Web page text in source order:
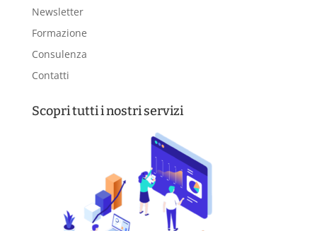
Newsletter
Formazione
Consulenza
Contatti
Scopri tutti i nostri servizi